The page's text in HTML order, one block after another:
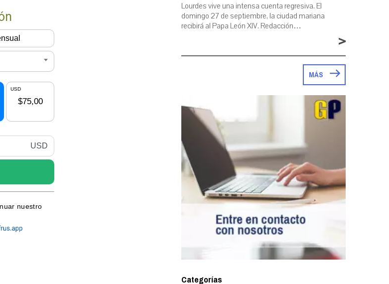
Lourdes vive una intensa cuenta regresiva. El
domingo 27 de septiembre, la ciudad mariana
recibirá al Papa León XIV. Redacción…
>
MÁS
Categorías